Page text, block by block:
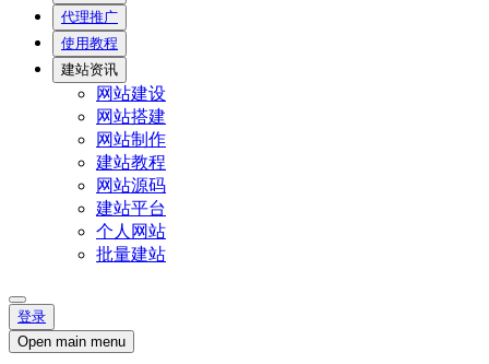
代理推广
使用教程
建站资讯
网站建设
网站搭建
网站制作
建站教程
网站源码
建站平台
个人网站
批量建站
登录
Open main menu